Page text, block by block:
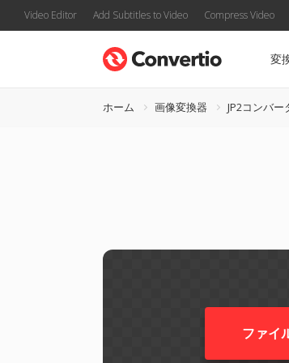
Video Editor Add Subtitles to Video Compress Video
変
ホーム 画像変換器 JP2コンバー
ファイ